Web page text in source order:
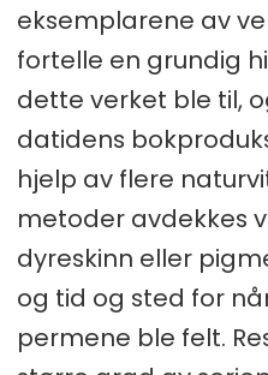
eksemplarene av
fortelle en grundig
dette verket ble til,
datidens
hjelp av flere
metoder avdekkes
dyreskinn eller
og tid og sted for
permene ble felt.